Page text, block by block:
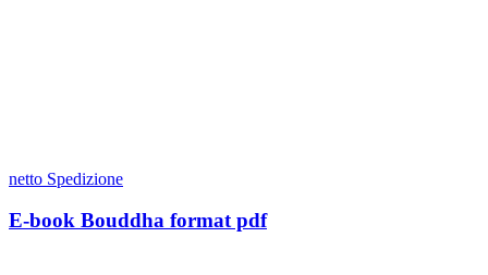
netto Spedizione
E-book Bouddha format pdf